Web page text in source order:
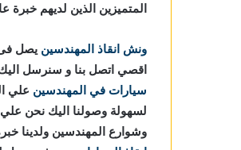
المتميزين الذين لديهم
ونش انقاذ المهندسين
اقصي اتصل بنا و سنرسل
سيارات في المهندسين علي
لسهولة وصولنا اليك نحن
وشوارع المهندسين ولدينا خبرة أكثر